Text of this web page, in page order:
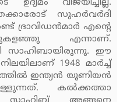
വിജയിച്ചില്ല.
സുഹര്‍വര്‍ദി
ദ്രാവിഡന്‍മാര്‍ എന്റെ
എന്നാണ്.
സാഹിബായിരുന്നു. ഈ
1948 മാര്‍ച്ച്
ഇന്ത്യന്‍ യൂണിയന്‍
കല്‍ക്കത്താ